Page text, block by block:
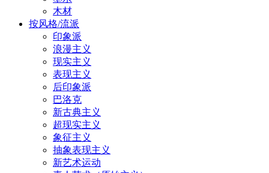
木材
按风格/流派
印象派
浪漫主义
现实主义
表现主义
后印象派
巴洛克
新古典主义
超现实主义
象征主义
抽象表现主义
新艺术运动